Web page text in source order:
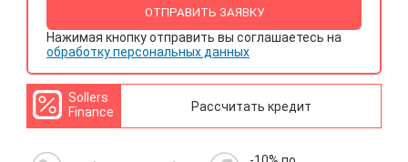
ОТПРАВИТЬ ЗАЯВКУ
Нажимая кнопку отправить вы соглашаетесь на
обработку персональных данных
Sollers
Finance
Рассчитать кредит